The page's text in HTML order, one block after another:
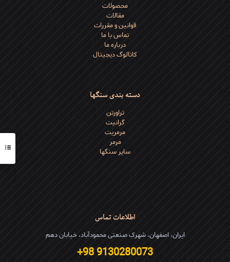
محصولات
مقالات
قوانین و مقررات
تماس با ما
درباره ما
کاتالوگ دیجیتال
دسته بندی سنگها
تراورتن
گرانیت
مرمریت
مرمر
سایر سنگها
اطلاعات تماس
ایران، اصفهان، شهرک صنعتی محمودآباد، خیابان دهم
9130280073 98+